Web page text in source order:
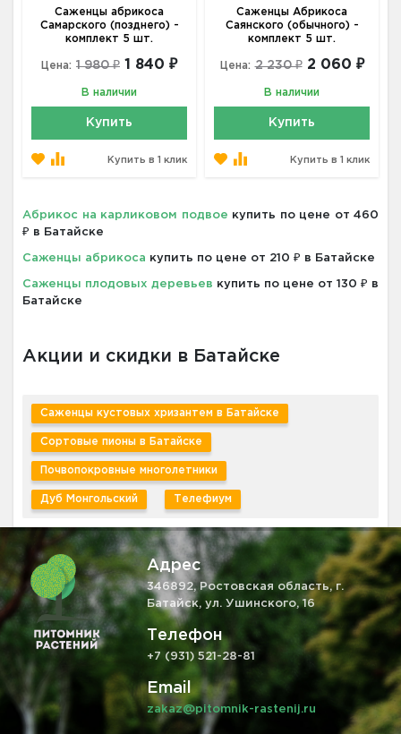
Саженцы абрикоса
Самарского (позднего) -
комплект 5 шт.
Цена: 1 980 ₽ 1 840 ₽
В наличии
Купить
Купить в 1 клик
Саженцы Абрикоса
Саянского (обычного) -
комплект 5 шт.
Цена: 2 230 ₽ 2 060 ₽
В наличии
Купить
Купить в 1 клик
Абрикос на карликовом подвое купить по цене от 460
₽ в Батайске
Саженцы абрикоса купить по цене от 210 ₽ в Батайске
Саженцы плодовых деревьев купить по цене от 130 ₽ в
Батайске
Акции и скидки в Батайске
Саженцы кустовых хризантем в Батайске
Сортовые пионы в Батайске
Почвопокровные многолетники
Дуб Монгольский Телефиум
Адрес
346892, Ростовская область, г.
Батайск, ул. Ушинского, 16
Телефон
+7 (931) 521-28-81
Email
zakaz@pitomnik-rastenij.ru